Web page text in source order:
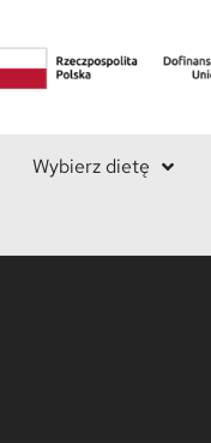
Wybierz dietę